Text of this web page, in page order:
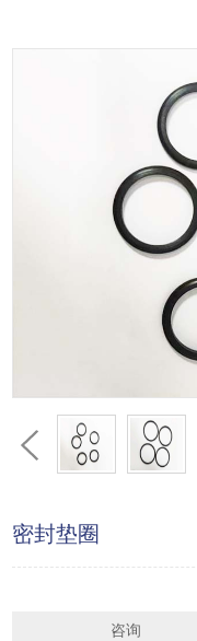
密封垫圈
咨询